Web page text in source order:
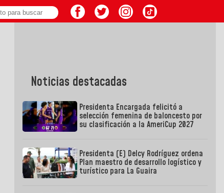
Noticias destacadas
Presidenta Encargada felicitó a
selección femenina de baloncesto por
su clasificación a la AmeriCup 2027
Presidenta (E) Delcy Rodríguez ordena
Plan maestro de desarrollo logístico y
turístico para La Guaira